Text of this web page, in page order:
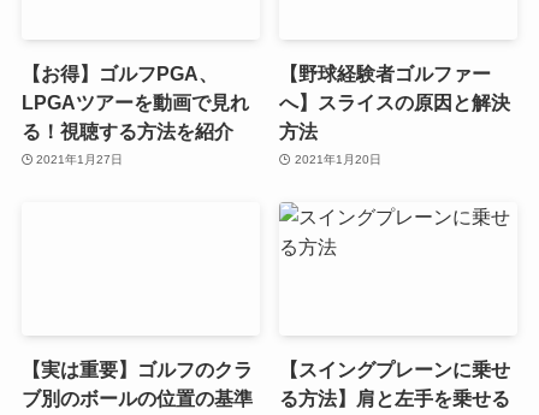
【お得】ゴルフPGA、
LPGAツアーを動画で見れ
る！視聴する方法を紹介
2021年1月27日
【野球経験者ゴルファー
へ】スライスの原因と解決
方法
2021年1月20日
【実は重要】ゴルフのクラ
ブ別のボールの位置の基準
【スイングプレーンに乗せ
る方法】肩と左手を乗せる